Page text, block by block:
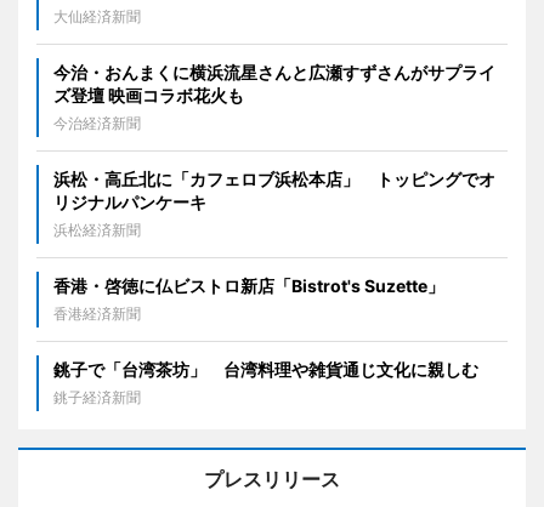
大仙経済新聞
今治・おんまくに横浜流星さんと広瀬すずさんがサプライ
ズ登壇 映画コラボ花火も
今治経済新聞
浜松・高丘北に「カフェロブ浜松本店」 トッピングでオ
リジナルパンケーキ
浜松経済新聞
香港・啓徳に仏ビストロ新店「Bistrot's Suzette」
香港経済新聞
銚子で「台湾茶坊」 台湾料理や雑貨通じ文化に親しむ
銚子経済新聞
プレスリリース